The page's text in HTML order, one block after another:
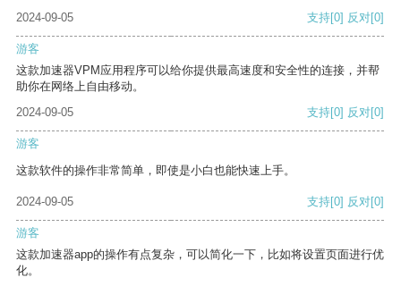
2024-09-05
支持[0] 反对[0]
游客
这款加速器VPM应用程序可以给你提供最高速度和安全性的连接，并帮
助你在网络上自由移动。
2024-09-05
支持[0] 反对[0]
游客
这款软件的操作非常简单，即使是小白也能快速上手。
2024-09-05 支持[0] 反对[0]
游客
这款加速器app的操作有点复杂，可以简化一下，比如将设置页面进行优
化。